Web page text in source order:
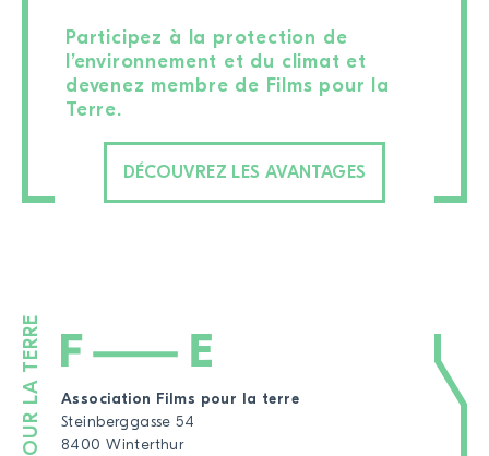
Participez à la protection de
l’environnement et du climat et
devenez membre de Films pour la
Terre.
DÉCOUVREZ LES AVANTAGES
Association Films pour la terre
Steinberggasse 54
8400 Winterthur